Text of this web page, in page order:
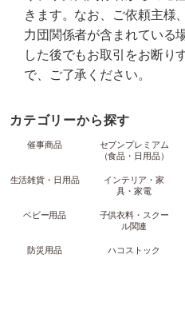
きます。なお、ご依頼主様
力団関係者が含まれている
した後でもお取引をお断り
で、ご了承ください。
カテゴリーから探す
催事商品
セブンプレミアム
（食品・日用品）
生活雑貨・日用品
インテリア・家
具・家電
ベビー用品
子供衣料・スクー
ル関連
防災用品 ハコストック